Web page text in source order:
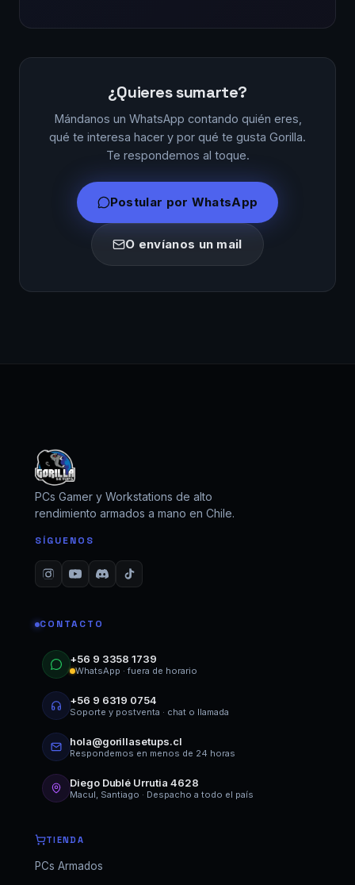
¿Quieres sumarte?
Mándanos un WhatsApp contando quién eres,
qué te interesa hacer y por qué te gusta Gorilla.
Te respondemos al toque.
Postular por WhatsApp
O envíanos un mail
PCs Gamer y Workstations de alto
rendimiento armados a mano en Chile.
SÍGUENOS
CONTACTO
+56 9 3358 1739
WhatsApp · fuera de horario
+56 9 6319 0754
Soporte y postventa · chat o llamada
hola@gorillasetups.cl
Respondemos en menos de 24 horas
Diego Dublé Urrutia 4628
Macul, Santiago · Despacho a todo el país
TIENDA
PCs Armados